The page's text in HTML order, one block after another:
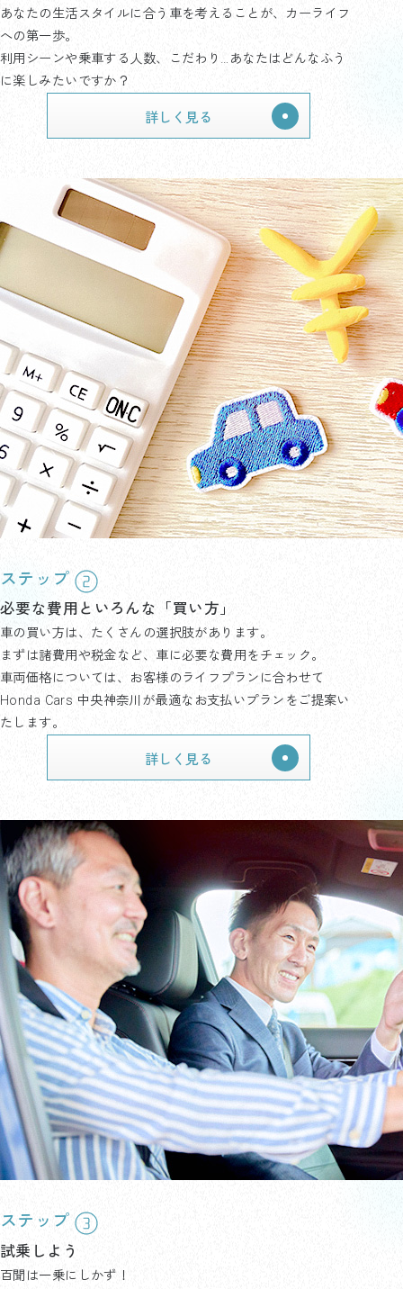
あなたの生活スタイルに合う車を考えることが、カーライフ
への第一歩。
利用シーンや乗車する人数、こだわり…あなたはどんなふう
に楽しみたいですか？
詳しく見る
ステップ
必要な費用といろんな「買い方」
車の買い方は、たくさんの選択肢があります。
まずは諸費用や税金など、車に必要な費用をチェック。
車両価格については、お客様のライフプランに合わせて
Honda Cars 中央神奈川が最適なお支払いプランをご提案い
たします。
詳しく見る
ステップ
試乗しよう
百聞は一乗にしかず！